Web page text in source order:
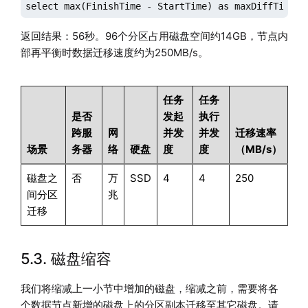
select max(FinishTime - StartTime) as maxDiffTime
返回结果：56秒。96个分区占用磁盘空间约14GB，节点内
部再平衡时数据迁移速度约为250MB/s。
场景
是否
跨服
务器
网
络
硬盘
任务
发起
并发
度
任务
执行
并发
度
迁移速率
（MB/s）
磁盘之
间分区
迁移
否
万
兆
SSD 4 4 250
5.3. 磁盘缩容
我们将缩减上一小节中增加的磁盘，缩减之前，需要将各
个数据节点新增的磁盘上的分区副本迁移至其它磁盘。请